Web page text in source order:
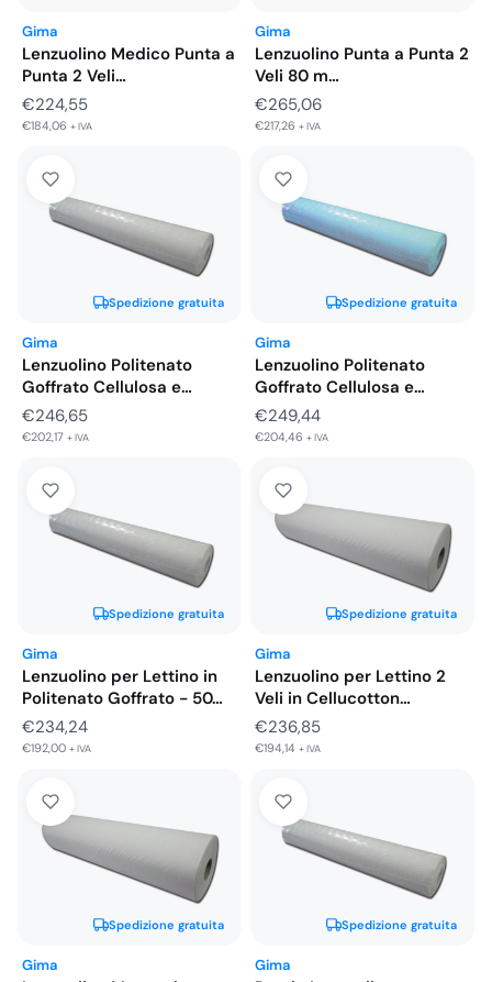
Gima
Lenzuolino Medico Punta a
Punta 2 Veli
Microgoffrato…
€224,55
€184,06 + IVA
Gima
Lenzuolino Punta a Punta 2
Veli 80 m…
€265,06
€217,26 + IVA
Spedizione gratuita
Gima
Lenzuolino Politenato
Goffrato Cellulosa e
Polietilene 50 m…
€246,65
€202,17 + IVA
Spedizione gratuita
Gima
Lenzuolino Politenato
Goffrato Cellulosa e
Polietilene 50 m…
€249,44
€204,46 + IVA
Spedizione gratuita
Gima
Lenzuolino per Lettino in
Politenato Goffrato - 50…
€234,24
€192,00 + IVA
Spedizione gratuita
Gima
Lenzuolino per Lettino 2
Veli in Cellucotton
Goffrato…
€236,85
€194,14 + IVA
Spedizione gratuita
Gima
Spedizione gratuita
Gima